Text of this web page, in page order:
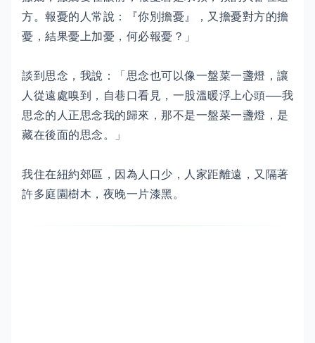
方。報憂的人常說：『你別擔憂』，又擔憂對方的擔
憂，結果憂上加憂，何必報憂？」
談到思念，我說：「思念也可以像一盤菜一盞燈，讓
人從遠處嗅到，自巷口看見，一股溫暖浮上心頭──我
思念的人正思念我的歸來，那不是一盤菜一盞燈，是
藏在後面的思念。」
我住在紐約郊區，因為人口少，人家距離遠，又隔著
許多庭園樹木，夜晚一片漆黑。